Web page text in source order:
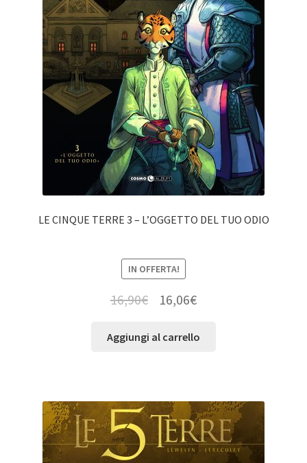
LE CINQUE TERRE 3 – L’OGGETTO DEL TUO ODIO
IN OFFERTA!
16,90€ 16,06€
Aggiungi al carrello